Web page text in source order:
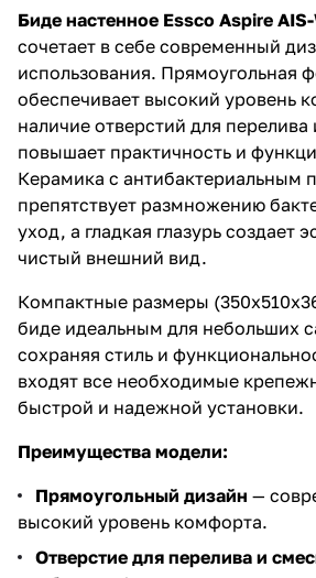
комплектом крепежных
аксессуаров!
Биде настенное Essco Aspire
сочетает в себе современный
использования. Прямоугольная
обеспечивает высокий уровень
наличие отверстий для перелива
повышает практичность и
Керамика с антибактериальным
препятствует размножению
уход, а гладкая глазурь создает
чистый внешний вид.
Компактные размеры
биде идеальным для небольших
сохраняя стиль и
входят все необходимые
быстрой и надежной установки.
Преимущества модели:
Прямоугольный дизайн —
высокий уровень комфорта.
Отверстие для перелива и